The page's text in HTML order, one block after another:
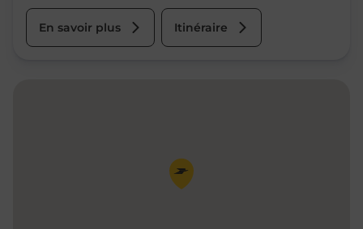
En savoir plus Itinéraire
Pin de la carte